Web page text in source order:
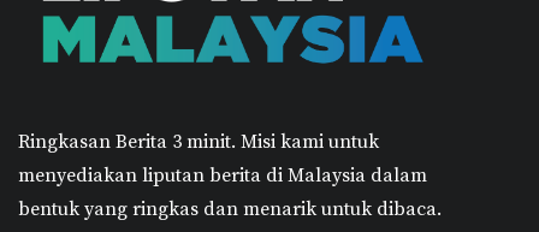
Ringkasan Berita 3 minit. Misi kami untuk
menyediakan liputan berita di Malaysia dalam
bentuk yang ringkas dan menarik untuk dibaca.